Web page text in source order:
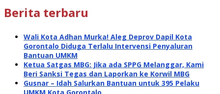
Berita terbaru
Wali Kota Adhan Murka! Aleg Deprov Dapil Kota
Gorontalo Diduga Terlalu Intervensi Penyaluran
Bantuan UMKM
Ketua Satgas MBG: Jika ada SPPG Melanggar, Kami
Beri Sanksi Tegas dan Laporkan ke Korwil MBG
Gusnar – Idah Salurkan Bantuan untuk 395 Pelaku